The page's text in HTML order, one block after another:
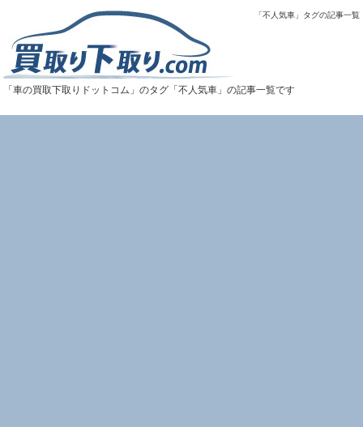
「不人気車」タグの記事一覧
「車の買取下取りドットコム」のタグ「不人気車」の記事一覧です